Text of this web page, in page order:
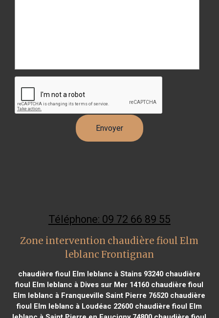
Téléphone: 09 72 66 89 55
Zone intervention chaudière fioul Elm
leblanc Frontignan
chaudière fioul Elm leblanc à Stains 93240 chaudière
fioul Elm leblanc à Dives sur Mer 14160 chaudière fioul
Elm leblanc à Franqueville Saint Pierre 76520 chaudière
fioul Elm leblanc à Loudéac 22600 chaudière fioul Elm